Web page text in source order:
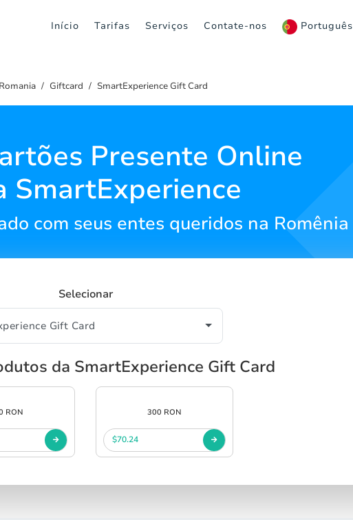
Início Tarifas Serviços Contate-nos Português
Romania Giftcard SmartExperience Gift Card
Presente Online
SmartExperience
com seus entes queridos na Romênia
Selecionar
da SmartExperience Gift Card
RON 300 RON
$70.24